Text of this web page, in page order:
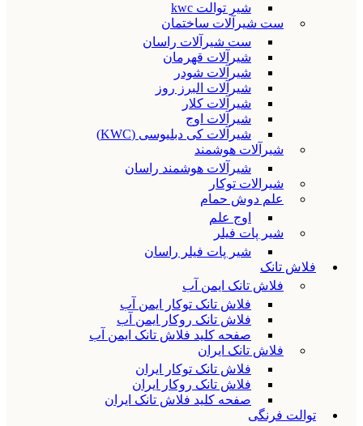
شیر توالت kwc
ست شیرآلات ساختمان
ست شیرآلات راسان
شیرآلات قهرمان
شیرآلات شودر
شیرآلات البرز روز
شیرآلات کلار
شیرآلات اوج
شیرآلات کی دبلیوسی (KWC)
شیرآلات هوشمند
شیرآلات هوشمند راسان
شیرالات توکار
علم دوش حمام
اوج علم
شیر پات فیلر
شیر پات فیلر راسان
فلاش تانک
فلاش تانک ایمن آب
فلاش تانک توکار ایمن آب
فلاش تانک روکار ایمن آب
صفحه کلید فلاش تانک ایمن آب
فلاش تانک ایران
فلاش تانک توکار ایران
فلاش تانک روکار ایران
صفحه کلید فلاش تانک ایران
توالت فرنگی